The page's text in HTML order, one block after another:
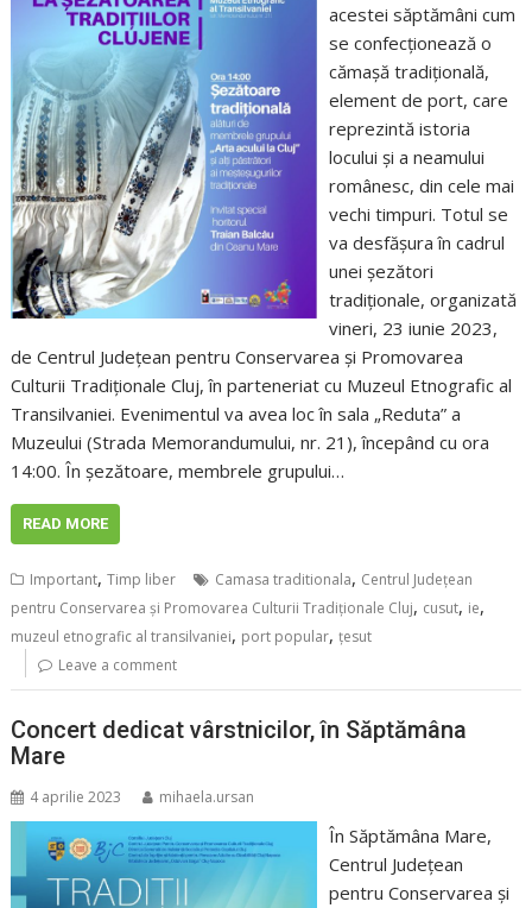
acestei săptămâni cum
se confecționează o
cămașă tradițională,
element de port, care
reprezintă istoria
locului şi a neamului
românesc, din cele mai
vechi timpuri. Totul se
va desfășura în cadrul
unei șezători
tradiționale, organizată
vineri, 23 iunie 2023,
de Centrul Județean pentru Conservarea și Promovarea
Culturii Tradiționale Cluj, în parteneriat cu Muzeul Etnografic al
Transilvaniei. Evenimentul va avea loc în sala „Reduta” a
Muzeului (Strada Memorandumului, nr. 21), începând cu ora
14:00. În șezătoare, membrele grupului…
READ MORE
Important,Timp liber Camasa traditionala, Centrul Județean
pentru Conservarea și Promovarea Culturii Tradiționale Cluj, cusut, ie,
muzeul etnografic al transilvaniei, port popular,ţesut
Leave a comment
Concert dedicat vârstnicilor, în Săptămâna
Mare
4 aprilie 2023 mihaela.ursan
În Săptămâna Mare,
Centrul Judeţean
pentru Conservarea şi